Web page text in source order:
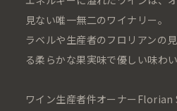
見ない唯一無二のワイナリー。
ラベルや生産者のフロリアンの
る柔らかな果実味で優しい味わ
ワイン生産者件オーナー